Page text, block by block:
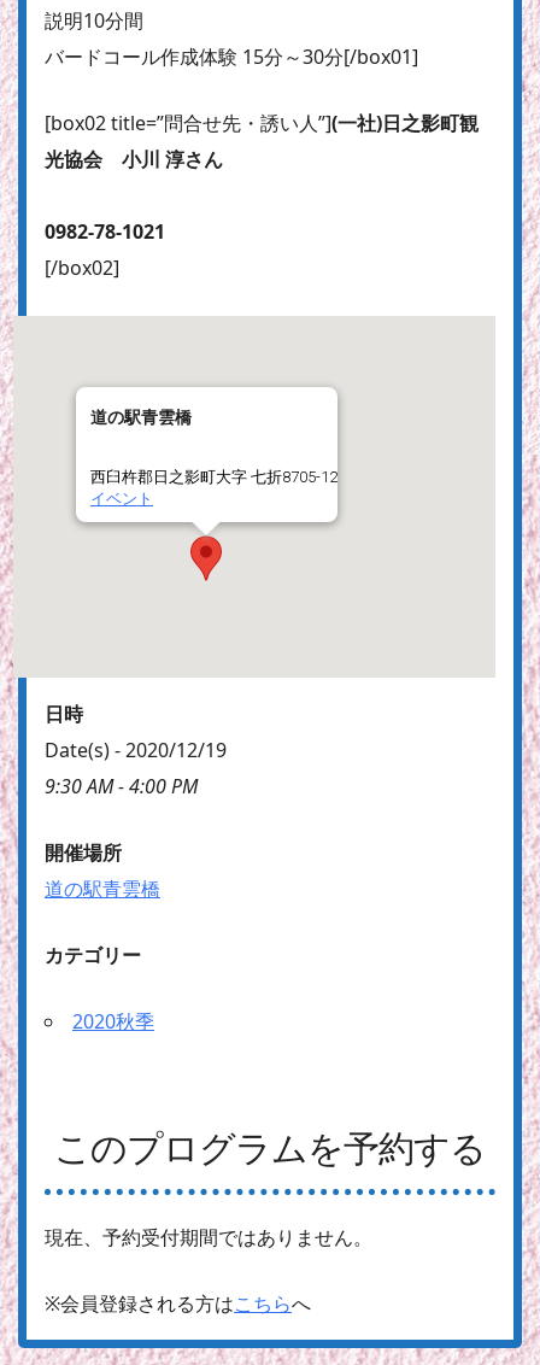
説明10分間
バードコール作成体験 15分～30分[/box01]
[box02 title=”問合せ先・誘い人”](一社)日之影町観
光協会 小川 淳さん
0982-78-1021
[/box02]
道の駅青雲橋
西臼杵郡日之影町大字 七折8705-12
イベント
日時
Date(s) - 2020/12/19
9:30 AM - 4:00 PM
開催場所
道の駅青雲橋
カテゴリー
2020秋季
このプログラムを予約する
現在、予約受付期間ではありません。
※会員登録される方はこちらへ